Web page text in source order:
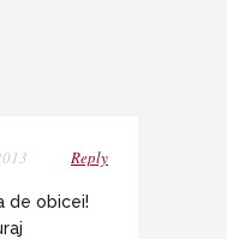
Reply
de obicei!